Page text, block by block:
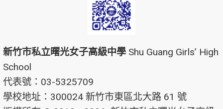
新竹市私立曙光女子高級中學 Shu Guang Girls’ High
School
代表號：03-5325709
學校地址：300024 新竹市東區北大路 61 號